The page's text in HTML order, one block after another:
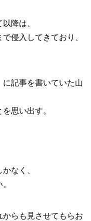
降は、
侵入してきており、
記事を書いていた山
思い出す。
なく、
らも見させてもらお